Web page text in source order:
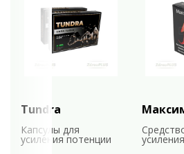
Tundra
Капсулы для
усиления потенции